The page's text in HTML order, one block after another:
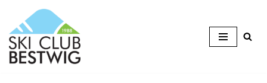
Zum
Inhalt
springen